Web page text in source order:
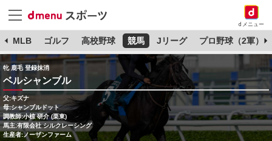
dメニュー
MLB ゴルフ 高校野球 競馬 Jリーグ プロ野球（2軍）
牝 鹿毛 登録抹消
ベルシャンブル
父:キズナ
母:シャンブルドット
調教師:小椋 研介 (栗東)
馬主:有限会社 シルクレーシング
生産者:ノーザンファーム